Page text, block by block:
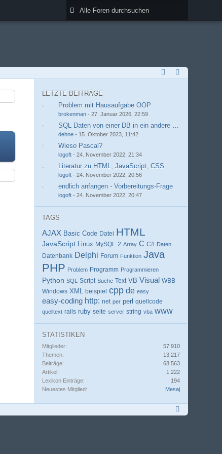
LETZTE BEITRÄGE
Problem mit Hausaufgabe OOP
brokenman -27. Januar 2026, 22:59
SQL Daten von einer DB in ein andere kopieren
dehne - 15. Oktober 2023, 11:42
Wieso Pascal?
logoft -24. November 2022, 21:34
Literatur zu HTML, JavaScript, CSS
logoft -24. November 2022, 20:56
endlich anfangen - Vorbereitungs-Frage
logoft -24. November 2022, 20:47
TAGS
AJAX Basic Code Datei HTML
JavaScript Linux MySQL 2 Array C C# Daten
Datenbank Delphi Forum Funktion Java
PHP Problem Programm Programmieren
Python SQL Script Suche Text VB Visual WBB
Windows XML beispiel cpp de easy
easy-coding http: net per perl
quellcode
quelltext rails ruby seite server string vba www
STATISTIKEN
Mitglieder
57.910
Themen
13.217
Beiträge
68.563
Artikel
1.222
Lexikon Einträge
194
Neuestes Mitglied
Mesaj